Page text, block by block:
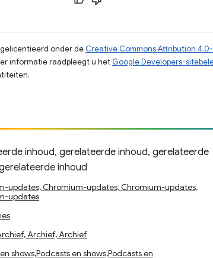
onder de Creative Commons Attribution
informatie raadpleegt u het Google Developers-
inhoud, gerelateerde inhoud, gerelateerde
inhoud
updates, Chromium-updates, Chromium-updates,
updates
Archief, Archief
shows,Podcasts en shows,Podcasts en